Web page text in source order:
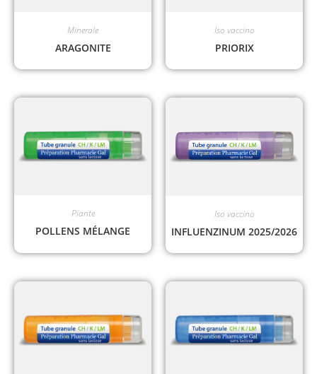
Minerale
ARAGONITE
Iso vaccino
PRIORIX
Piante
POLLENS MÉLANGE
Iso vaccino
INFLUENZINUM 2025/2026